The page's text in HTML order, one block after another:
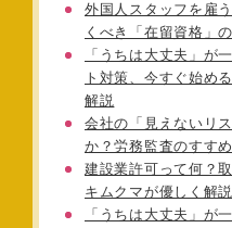
外国人スタッフを雇
くべき「在留資格」
「うちは大丈夫」が
ト対策、今すぐ始め
解説
会社の「見えないリ
か？労務監査のすすめ
建設業許可って何？
キムクマが優しく解
「うちは大丈夫」が